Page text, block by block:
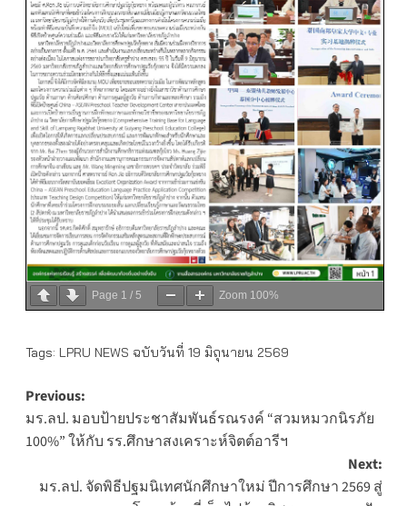
Page 1 / 5 Zoom 100%
Tags: LPRU NEWS ฉบับวันที่ 19 มิถุนายน 2569
Post
navigation
Previous:
มร.ลป. มอบป้ายประชาสัมพันธ์รณรงค์ “สวมหมวกนิรภัย
100%” ให้กับ รร.ศึกษาสงเคราะห์จิตต์อารีฯ
Next:
มร.ลป. จัดพิธีปฐมนิเทศนักศึกษาใหม่ ปีการศึกษา 2569 สู่